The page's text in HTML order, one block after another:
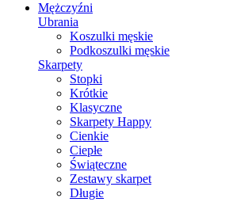
Mężczyźni
Ubrania
Koszulki męskie
Podkoszulki męskie
Skarpety
Stopki
Krótkie
Klasyczne
Skarpety Happy
Cienkie
Ciepłe
Świąteczne
Zestawy skarpet
Długie